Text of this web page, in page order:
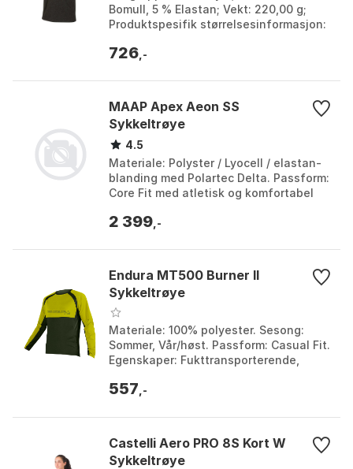
Bomull, 5 % Elastan; Vekt: 220,00 g;
Produktspesifik størrelsesinformasjon:
melang...
726 ,-
MAAP Apex Aeon SS
Sykkeltrøye
4.5
Materiale: Polyster / Lyocell / elastan-
blanding med Polartec Delta. Passform:
Core Fit med atletisk og komfortabel
Lomm...
2 399 ,-
Endura MT500 Burner II
Sykkeltrøye
Materiale: 100% polyester. Sesong:
Sommer, Vår/høst. Passform: Casual Fit.
Egenskaper: Fukttransporterende,
mesh ventilasj...
557 ,-
Castelli Aero PRO 8S Kort W
Sykkeltrøye